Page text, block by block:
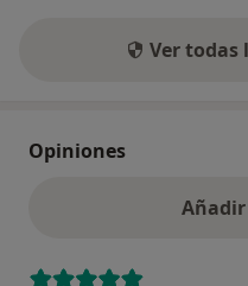
Ver todas
Opiniones